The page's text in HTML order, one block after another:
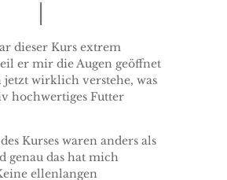
dieser Kurs extrem
er mir die Augen geöffnet
jetzt wirklich verstehe, was
hochwertiges Futter
Kurses waren anders als
genau das hat mich
ellenlangen